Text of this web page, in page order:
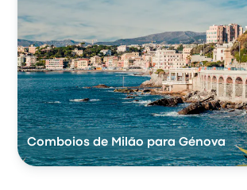
Comboios de Milão para Génova